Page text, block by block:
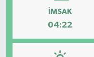
İMSAK
04:22